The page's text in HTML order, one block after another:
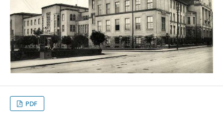
PDF